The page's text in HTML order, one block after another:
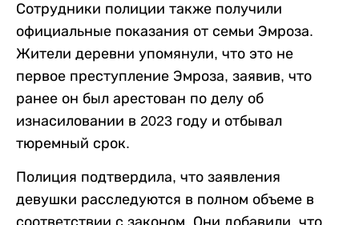
Сотрудники полиции также получили
официальные показания от семьи Эмроза.
Жители деревни упомянули, что это не
первое преступление Эмроза, заявив, что
ранее он был арестован по делу об
изнасиловании в 2023 году и отбывал
тюремный срок.
Полиция подтвердила, что заявления
девушки расследуются в полном объеме в